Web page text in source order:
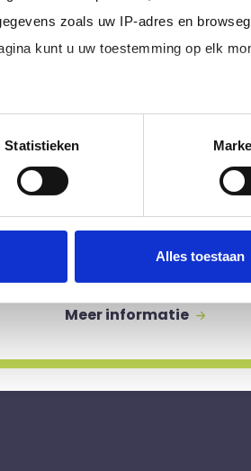
zoals uw IP-adres en
kunt u uw toestemming op elk
Statistieken
Alles toestaan
Ik ben een
of ZZP
loondienst)
Je schrijft je in door jouw
krijgt binnen 24 uur een
werkdagen). Er zijn
aan inschrijving en je zit
Meer informatie